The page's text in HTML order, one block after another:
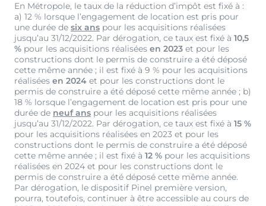
En Métropole, le taux de la réduction d’impôt est fixé à :
a) 12 % lorsque l’engagement de location est pris pour
une durée de six ans pour les acquisitions réalisées
jusqu’au 31/12/2022. Par dérogation, ce taux est fixé à 10,5
% pour les acquisitions réalisées en 2023 et pour les
constructions dont le permis de construire a été déposé
cette même année ; il est fixé à 9 % pour les acquisitions
réalisées en 2024 et pour les constructions dont le
permis de construire a été déposé cette même année ; b)
18 % lorsque l’engagement de location est pris pour une
durée de neuf ans pour les acquisitions réalisées
jusqu’au 31/12/2022. Par dérogation, ce taux est fixé à 15 %
pour les acquisitions réalisées en 2023 et pour les
constructions dont le permis de construire a été déposé
cette même année ; il est fixé à 12 % pour les acquisitions
réalisées en 2024 et pour les constructions dont le
permis de construire a été déposé cette même année.
Par dérogation, le dispositif Pinel première version,
pourra, toutefois, continuer à être accessible au cours de